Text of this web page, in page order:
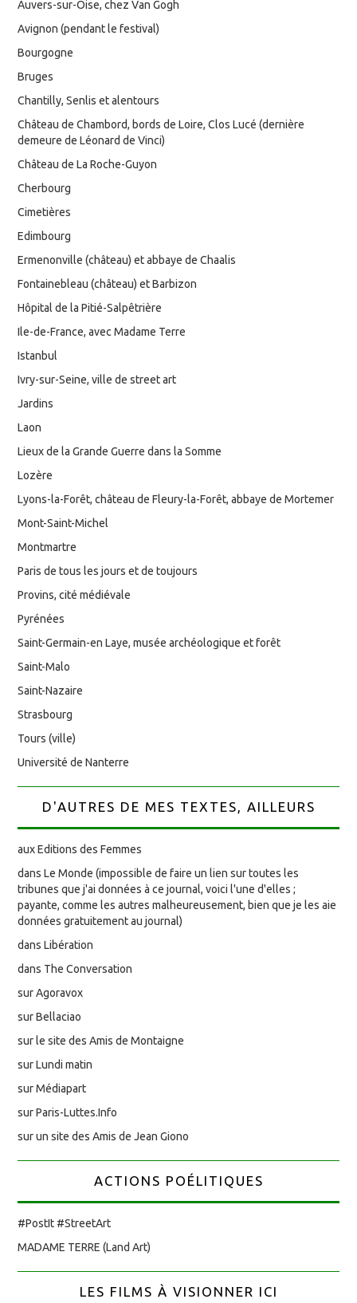
Auvers-sur-Oise, chez Van Gogh
Avignon (pendant le festival)
Bourgogne
Bruges
Chantilly, Senlis et alentours
Château de Chambord, bords de Loire, Clos Lucé (dernière
demeure de Léonard de Vinci)
Château de La Roche-Guyon
Cherbourg
Cimetières
Edimbourg
Ermenonville (château) et abbaye de Chaalis
Fontainebleau (château) et Barbizon
Hôpital de la Pitié-Salpêtrière
Ile-de-France, avec Madame Terre
Istanbul
Ivry-sur-Seine, ville de street art
Jardins
Laon
Lieux de la Grande Guerre dans la Somme
Lozère
Lyons-la-Forêt, château de Fleury-la-Forêt, abbaye de Mortemer
Mont-Saint-Michel
Montmartre
Paris de tous les jours et de toujours
Provins, cité médiévale
Pyrénées
Saint-Germain-en Laye, musée archéologique et forêt
Saint-Malo
Saint-Nazaire
Strasbourg
Tours (ville)
Université de Nanterre
D'AUTRES DE MES TEXTES, AILLEURS
aux Editions des Femmes
dans Le Monde (impossible de faire un lien sur toutes les
tribunes que j'ai données à ce journal, voici l'une d'elles ;
payante, comme les autres malheureusement, bien que je les aie
données gratuitement au journal)
dans Libération
dans The Conversation
sur Agoravox
sur Bellaciao
sur le site des Amis de Montaigne
sur Lundi matin
sur Médiapart
sur Paris-Luttes.Info
sur un site des Amis de Jean Giono
ACTIONS POÉLITIQUES
#PostIt #StreetArt
MADAME TERRE (Land Art)
LES FILMS À VISIONNER ICI